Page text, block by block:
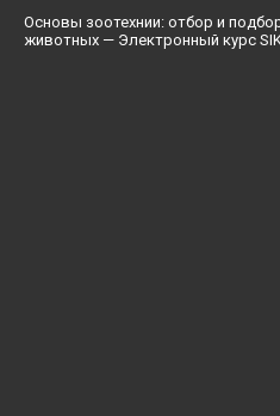
Основы зоотехнии: отбор и
животных — Электронный курс